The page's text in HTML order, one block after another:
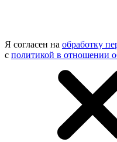
Я согласен на обработку
с политикой в отношении